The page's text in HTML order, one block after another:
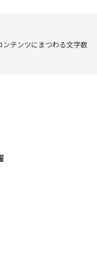
テンツにまつわる文字数